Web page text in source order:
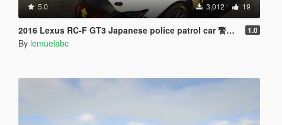
5.0 3,012 19
2016 Lexus RC-F GT3 Japanese police patrol car 警視庁式樣 [ Replace | ELS ] 1.0
By lemuelabc